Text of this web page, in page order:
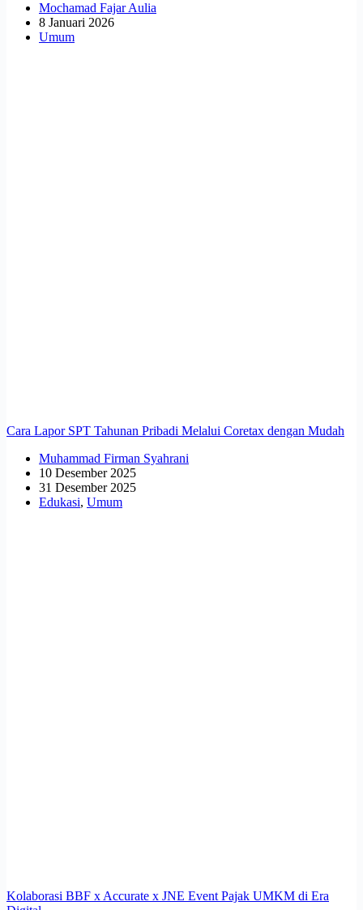
Mochamad Fajar Aulia
8 Januari 2026
Umum
Cara Lapor SPT Tahunan Pribadi Melalui Coretax dengan Mudah
Muhammad Firman Syahrani
10 Desember 2025
31 Desember 2025
Edukasi, Umum
Kolaborasi BBF x Accurate x JNE Event Pajak UMKM di Era